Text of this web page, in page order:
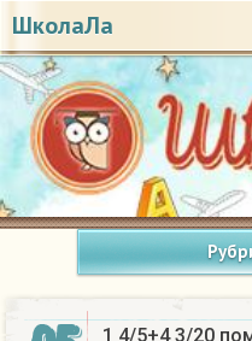
ШколаЛа
1 4/5+4 3/20